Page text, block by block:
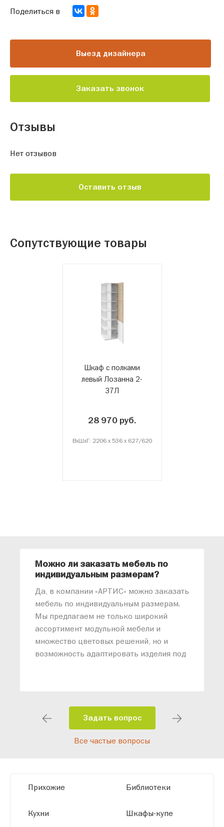
Выезд дизайнера
Заказать звонок
Поделиться в
Отзывы
Нет отзывов
Оставить отзыв
Сопутствующие товары
Шкаф с полками
левый Лозанна 2-
37Л
28 970 руб.
ВxШxГ: 2206 x 536 x 627/620
Можно ли заказать мебель по
индивидуальным размерам?
Да, в компании «АРТИС» можно заказать
мебель по индивидуальным размерам.
Мы предлагаем не только широкий
ассортимент модульной мебели и
множество цветовых решений, но и
возможность адаптировать изделия под
помещения и личные пожелания.
Благодаря современному
высокотехнологичному оборудованию
размерам.
Задать вопрос
Все частые вопросы
Прихожие
Кухни
Библиотеки
Шкафы-купе